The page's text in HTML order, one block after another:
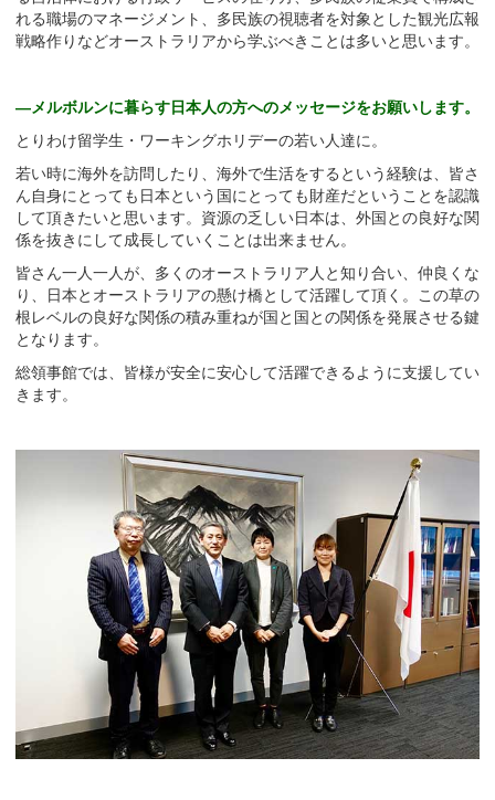
れる職場のマネージメント、多民族の視聴者を対象とした観光広報
戦略作りなどオーストラリアから学ぶべきことは多いと思います。
―メルボルンに暮らす日本人の方へのメッセージをお願いします。
とりわけ留学生・ワーキングホリデーの若い人達に。
若い時に海外を訪問したり、海外で生活をするという経験は、皆さ
ん自身にとっても日本という国にとっても財産だということを認識
して頂きたいと思います。資源の乏しい日本は、外国との良好な関
係を抜きにして成長していくことは出来ません。
皆さん一人一人が、多くのオーストラリア人と知り合い、仲良くな
り、日本とオーストラリアの懸け橋として活躍して頂く。この草の
根レベルの良好な関係の積み重ねが国と国との関係を発展させる鍵
となります。
総領事館では、皆様が安全に安心して活躍できるように支援してい
きます。